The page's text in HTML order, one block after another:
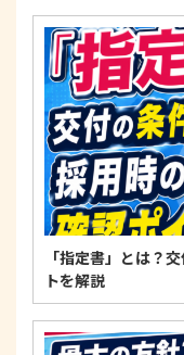
4. 法令・指針・
適正な個人情報
いに関する法令
範を遵守します
個人情報に関す
〒125-0061東
TEL：0120-550-
株式会社 アルフ
「指定書」とは？
トを解説